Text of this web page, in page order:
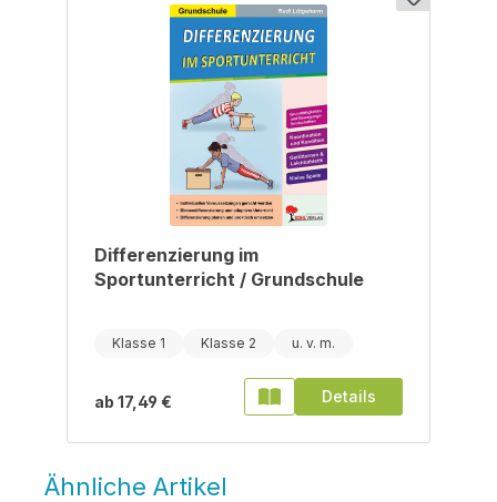
Differenzierung im
Sportunterricht / Grundschule
Klasse 1 Klasse 2
ab 17,49 € Details
Ähnliche Artikel